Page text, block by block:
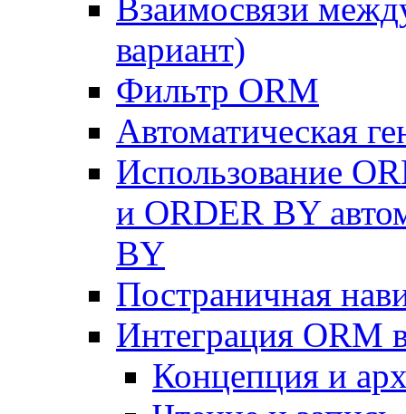
Взаимосвязи
вариант)
Фильтр ORM
Автоматическая
Использование
и ORDER BY
BY
Постраничная
Интеграция ORM
Концепция и